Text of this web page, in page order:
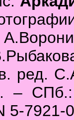
ред.
–
5-7921-